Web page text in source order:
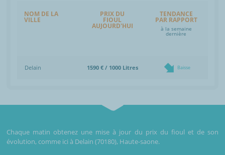
NOM DE LA
VILLE
PRIX DU
FIOUL
AUJOURD'HUI
TENDANCE
PAR RAPPORT
à la semaine
dernière
Delain 1590 € / 1000 Litres Baisse
Chaque matin obtenez une mise à jour du prix du fioul et de son
évolution, comme ici à Delain (70180), Haute-saone.